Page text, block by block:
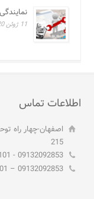
11 ژوئن 2020
اطلاعات تماس
اصفهان-چهار راه
215
09132092853 - 09120572101 - 09137995018 - 09120811015
09132092853 – 09120572101